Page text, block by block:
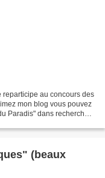
reparticipe au concours des
mon blog vous pouvez
Paradis" dans rechercher
(beaux